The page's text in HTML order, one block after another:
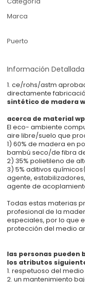
Marca
Puerto
Información Detallada
1. ce/rohs/astm
directamente
sintético de madera
acerca de material
El eco- ambiente
aire libre/suelo que
1) 60% de madera en
bambú seco/de fibra
2) 35% polietileno de
3) 5% aditivos
agente,
agente de
Todas estas materias
profesional de la
especiales, por lo que
protección del medio
las personas pueden
los atributos
1. respetuoso del
2. un mantenimiento